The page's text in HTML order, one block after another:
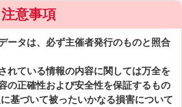
注意事項
ータは、必ず主催者発行のものと照合
れている情報の内容に関しては万全を
の正確性および安全性を保証するもの
基づいて被ったいかなる損害について